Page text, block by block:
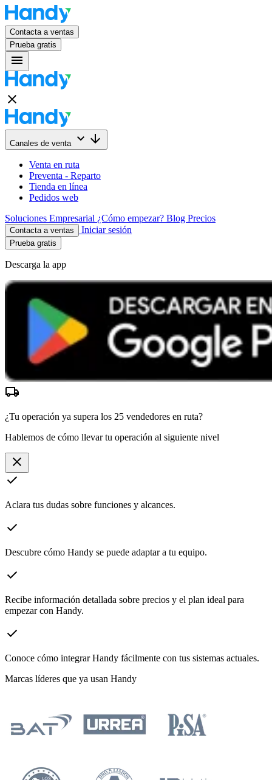
Contacta a ventas
Prueba gratis
menu
close
Canales de venta keyboard_arrow_down arrow_downward
Venta en ruta
Preventa - Reparto
Tienda en línea
Pedidos web
Soluciones Empresarial ¿Cómo empezar? Blog Precios
Contacta a ventas Iniciar sesión
Prueba gratis
Descarga la app
local_shipping
¿Tu operación ya supera los 25 vendedores en ruta?
Hablemos de cómo llevar tu operación al siguiente nivel
close
check
Aclara tus dudas sobre funciones y alcances.
check
Descubre cómo Handy se puede adaptar a tu equipo.
check
Recibe información detallada sobre precios y el plan ideal para
empezar con Handy.
check
Conoce cómo integrar Handy fácilmente con tus sistemas actuales.
Marcas líderes que ya usan Handy